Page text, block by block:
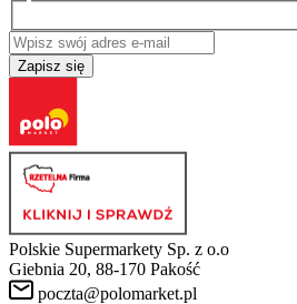
Zapisz się
Polskie Supermarkety Sp. z o.o
Giebnia 20, 88-170 Pakość
poczta@polomarket.pl